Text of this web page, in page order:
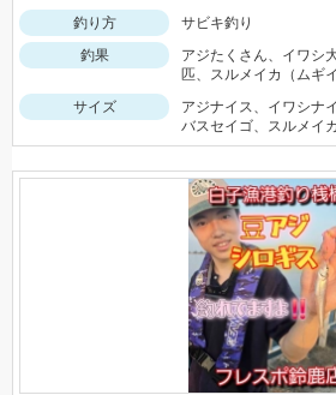
釣り方
サビキ釣り
釣果
アジたくさん、イワシ
匹、スルメイカ（ムギ
サイズ
アジナイス、イワシナ
バスセイゴ、スルメイ